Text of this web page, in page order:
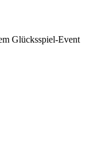
Glücksspiel-Event